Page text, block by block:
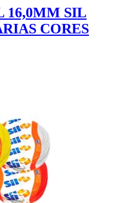
16,0MM SIL
CORES